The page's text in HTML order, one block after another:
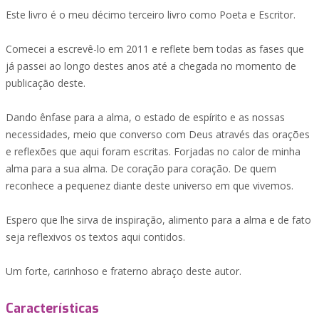
Este livro é o meu décimo terceiro livro como Poeta e Escritor.
Comecei a escrevê-lo em 2011 e reflete bem todas as fases que
já passei ao longo destes anos até a chegada no momento de
publicação deste.
Dando ênfase para a alma, o estado de espírito e as nossas
necessidades, meio que converso com Deus através das orações
e reflexões que aqui foram escritas. Forjadas no calor de minha
alma para a sua alma. De coração para coração. De quem
reconhece a pequenez diante deste universo em que vivemos.
Espero que lhe sirva de inspiração, alimento para a alma e de fato
seja reflexivos os textos aqui contidos.
Um forte, carinhoso e fraterno abraço deste autor.
Características